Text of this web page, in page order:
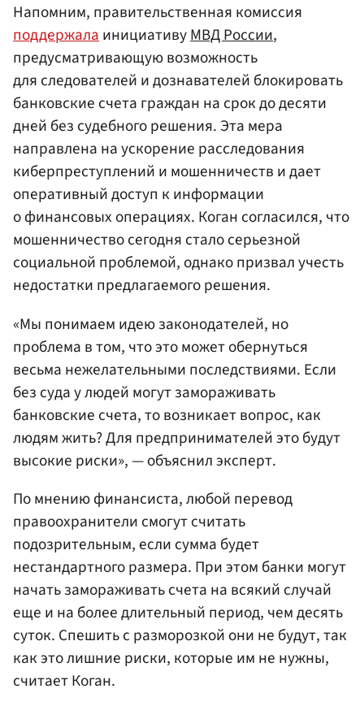
Напомним, правительственная комиссия
поддержалаинициативуМВД России,
предусматривающую возможность
для следователей и дознавателей блокировать
банковские счета граждан на срок до десяти
дней без судебного решения. Эта мера
направлена на ускорение расследования
киберпреступлений и мошенничеств и дает
оперативный доступ к информации
о финансовых операциях. Коган согласился, что
мошенничество сегодня стало серьезной
социальной проблемой, однако призвал учесть
недостатки предлагаемого решения.
«Мы понимаем идею законодателей, но
проблема в том, что это может обернуться
весьма нежелательными последствиями. Если
без суда у людей могут замораживать
банковские счета, то возникает вопрос, как
людям жить? Для предпринимателей это будут
высокие риски», — объяснил эксперт.
По мнению финансиста, любой перевод
правоохранители смогут считать
подозрительным, если сумма будет
нестандартного размера. При этом банки могут
начать замораживать счета на всякий случай
еще и на более длительный период, чем десять
суток. Спешить с разморозкой они не будут, так
как это лишние риски, которые им не нужны,
считает Коган.